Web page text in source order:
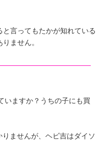
言ってもたかが知れている
ません。
ますか？うちの子にも買
ませんが、ヘビ吉はダイソ